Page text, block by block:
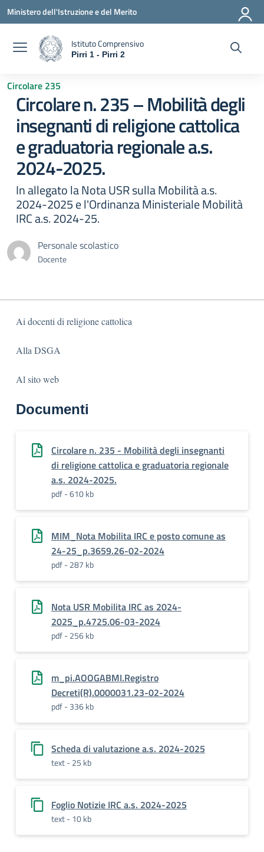
Ministero dell'Istruzione e del Merito
Istituto Comprensivo
Pirri 1 - Pirri 2
Circolare 235
Circolare n. 235 – Mobilità degli
insegnanti di religione cattolica
e graduatoria regionale a.s.
2024-2025.
In allegato la Nota USR sulla Mobilità a.s.
2024-2025 e l'Ordinanza Ministeriale Mobilità
IRC a.s. 2024-25.
Personale scolastico
Docente
Ai docenti di religione cattolica
Alla DSGA
Al sito web
Documenti
Circolare n. 235 - Mobilità degli insegnanti
di religione cattolica e graduatoria regionale
a.s. 2024-2025.
pdf - 610 kb
MIM_Nota Mobilita IRC e posto comune as
24-25_p.3659.26-02-2024
pdf - 287 kb
Nota USR Mobilita IRC as 2024-
2025_p.4725.06-03-2024
pdf - 256 kb
m_pi.AOOGABMI.Registro
Decreti(R).0000031.23-02-2024
pdf - 336 kb
Scheda di valutazione a.s. 2024-2025
text - 25 kb
Foglio Notizie IRC a.s. 2024-2025
text - 10 kb